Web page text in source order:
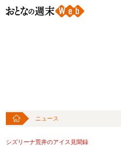
ニュース
シズリーナ荒井のアイス見聞録